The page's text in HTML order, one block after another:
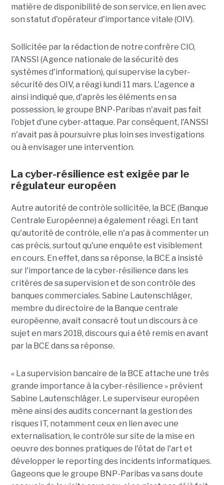
matière de disponibilité de son service, en lien avec
son statut d'opérateur d'importance vitale (OIV).
Sollicitée par la rédaction de notre confrère CIO,
l'ANSSI (Agence nationale de la sécurité des
systèmes d'information), qui supervise la cyber-
sécurité des OIV, a réagi lundi 11 mars. L'agence a
ainsi indiqué que, d'après les éléments en sa
possession, le groupe BNP-Paribas n'avait pas fait
l'objet d'une cyber-attaque. Par conséquent, l'ANSSI
n'avait pas à poursuivre plus loin ses investigations
ou à envisager une intervention.
La cyber-résilience est exigée par le
régulateur européen
Autre autorité de contrôle sollicitée, la BCE (Banque
Centrale Européenne) a également réagi. En tant
qu'autorité de contrôle, elle n'a pas à commenter un
cas précis, surtout qu'une enquête est visiblement
en cours. En effet, dans sa réponse, la BCE a insisté
sur l'importance de la cyber-résilience dans les
critères de sa supervision et de son contrôle des
banques commerciales. Sabine Lautenschläger,
membre du directoire de la Banque centrale
européenne, avait consacré tout un discours à ce
sujet en mars 2018, discours qui a été remis en avant
par la BCE dans sa réponse.
« La supervision bancaire de la BCE attache une très
grande importance à la cyber-résilience » prévient
Sabine Lautenschläger. Le superviseur européen
mène ainsi des audits concernant la gestion des
risques IT, notamment ceux en lien avec une
externalisation, le contrôle sur site de la mise en
oeuvre des bonnes pratiques de l'état de l'art et
développer le reporting des incidents informatiques.
Gageons que le groupe BNP-Paribas va sans doute